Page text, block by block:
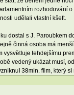
rozhodování
udělali vlastní kšeft.
dostal s J. Paroubkem
činná osoba má
vysvětluje tehdejšímu
vedený ukázat musí,
38min. film, který